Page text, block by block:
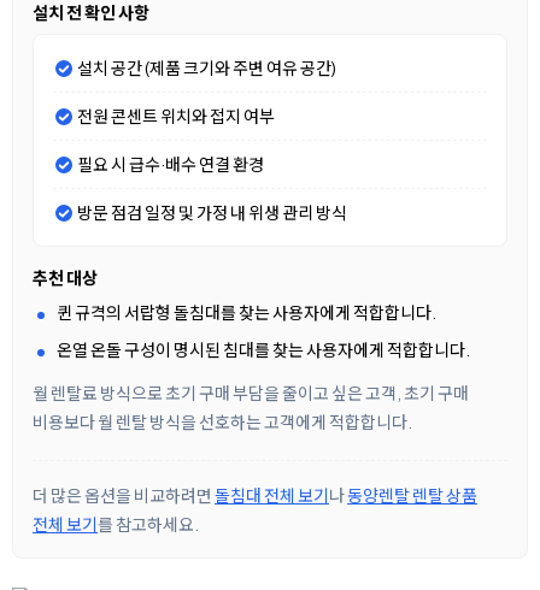
설치 전 확인 사항
설치 공간 (제품 크기와 주변 여유 공간)
전원 콘센트 위치와 접지 여부
필요 시 급수·배수 연결 환경
방문 점검 일정 및 가정 내 위생 관리 방식
추천 대상
퀸 규격의 서랍형 돌침대를 찾는 사용자에게 적합합니다.
온열 온돌 구성이 명시된 침대를 찾는 사용자에게 적합합니다.
월 렌탈료 방식으로 초기 구매 부담을 줄이고 싶은 고객, 초기 구매
비용보다 월 렌탈 방식을 선호하는 고객에게 적합합니다.
더 많은 옵션을 비교하려면 돌침대 전체 보기나동양렌탈 렌탈 상품
전체 보기를 참고하세요.